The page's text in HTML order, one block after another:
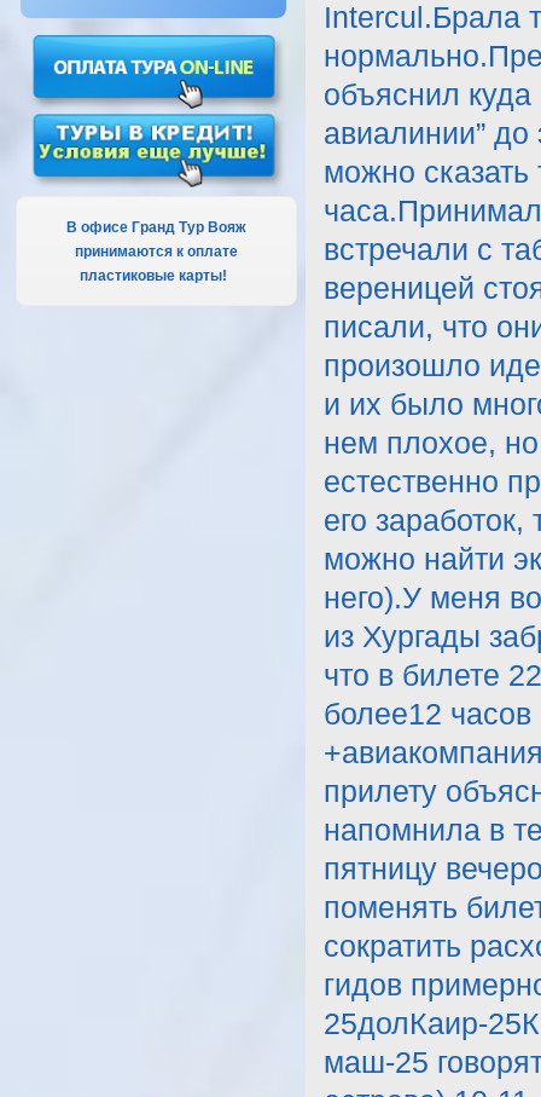
В офисе Гранд Тур Вояж
принимаются к оплате
пластиковые карты!
Intercul.Брала
объяснил
авиалинии” до
можно сказать
встречали с
вереницей
писали, что
произошло
и их было
нем плохое,
естественно
его
можно найти
него).У меня
из Хургады
что в билете
более12 часов
прилету
напомнила в
пятницу
поменять
сократить
гидов
25долКаир-
маш-25